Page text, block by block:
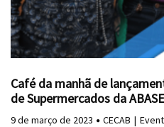
Café da manhã de
de Supermercados da ABASE
9 de março de 2023 CECAB